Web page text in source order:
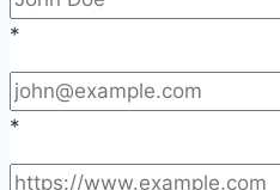
*
*